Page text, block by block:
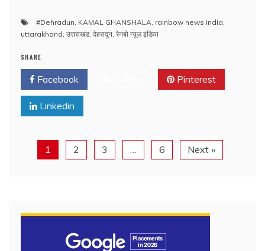
#Dehradun, KAMAL GHANSHALA, rainbow news india,
uttarakhand, उत्तराखंड, देहरादून, रेनबो न्यूज़ इंडिया
SHARE
Facebook Pinterest
Linkedin
1 2 3 … 6 Next »